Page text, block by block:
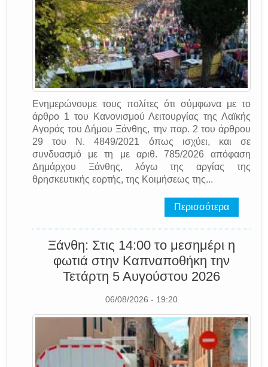
Ενημερώνουμε τους πολίτες ότι σύμφωνα με το
άρθρο 1 του Κανονισμού Λειτουργίας της Λαϊκής
Αγοράς του Δήμου Ξάνθης, την παρ. 2 του άρθρου
29 του Ν. 4849/2021 όπως ισχύει, και σε
συνδυασμό με τη με αριθ. 785/2026 απόφαση
Δημάρχου Ξάνθης, λόγω της αργίας της
θρησκευτικής εορτής, της Κοιμήσεως της...
Περισσότερα
Ξάνθη: Στις 14:00 το μεσημέρι η
φωτιά στην Καπναποθήκη την
Τετάρτη 5 Αυγούστου 2026
06/08/2026 - 19:20